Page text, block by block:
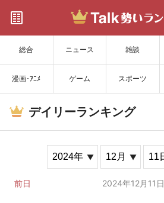
総合 ニュース 雑談
漫画･ｱﾆﾒ ゲーム スポーツ
サイトを更新
デイリーランキング
前日 2024年12月11日